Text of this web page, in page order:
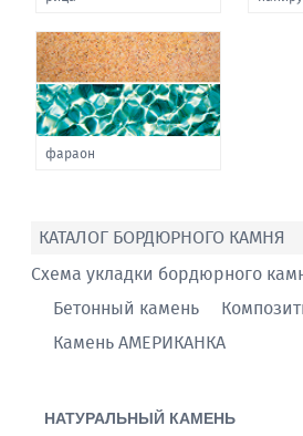
фараон
КАТАЛОГ БОРДЮРНОГО КАМНЯ
Схема укладки бордюрного
Бетонный камень
Камень АМЕРИКАНКА
НАТУРАЛЬНЫЙ КАМЕНЬ